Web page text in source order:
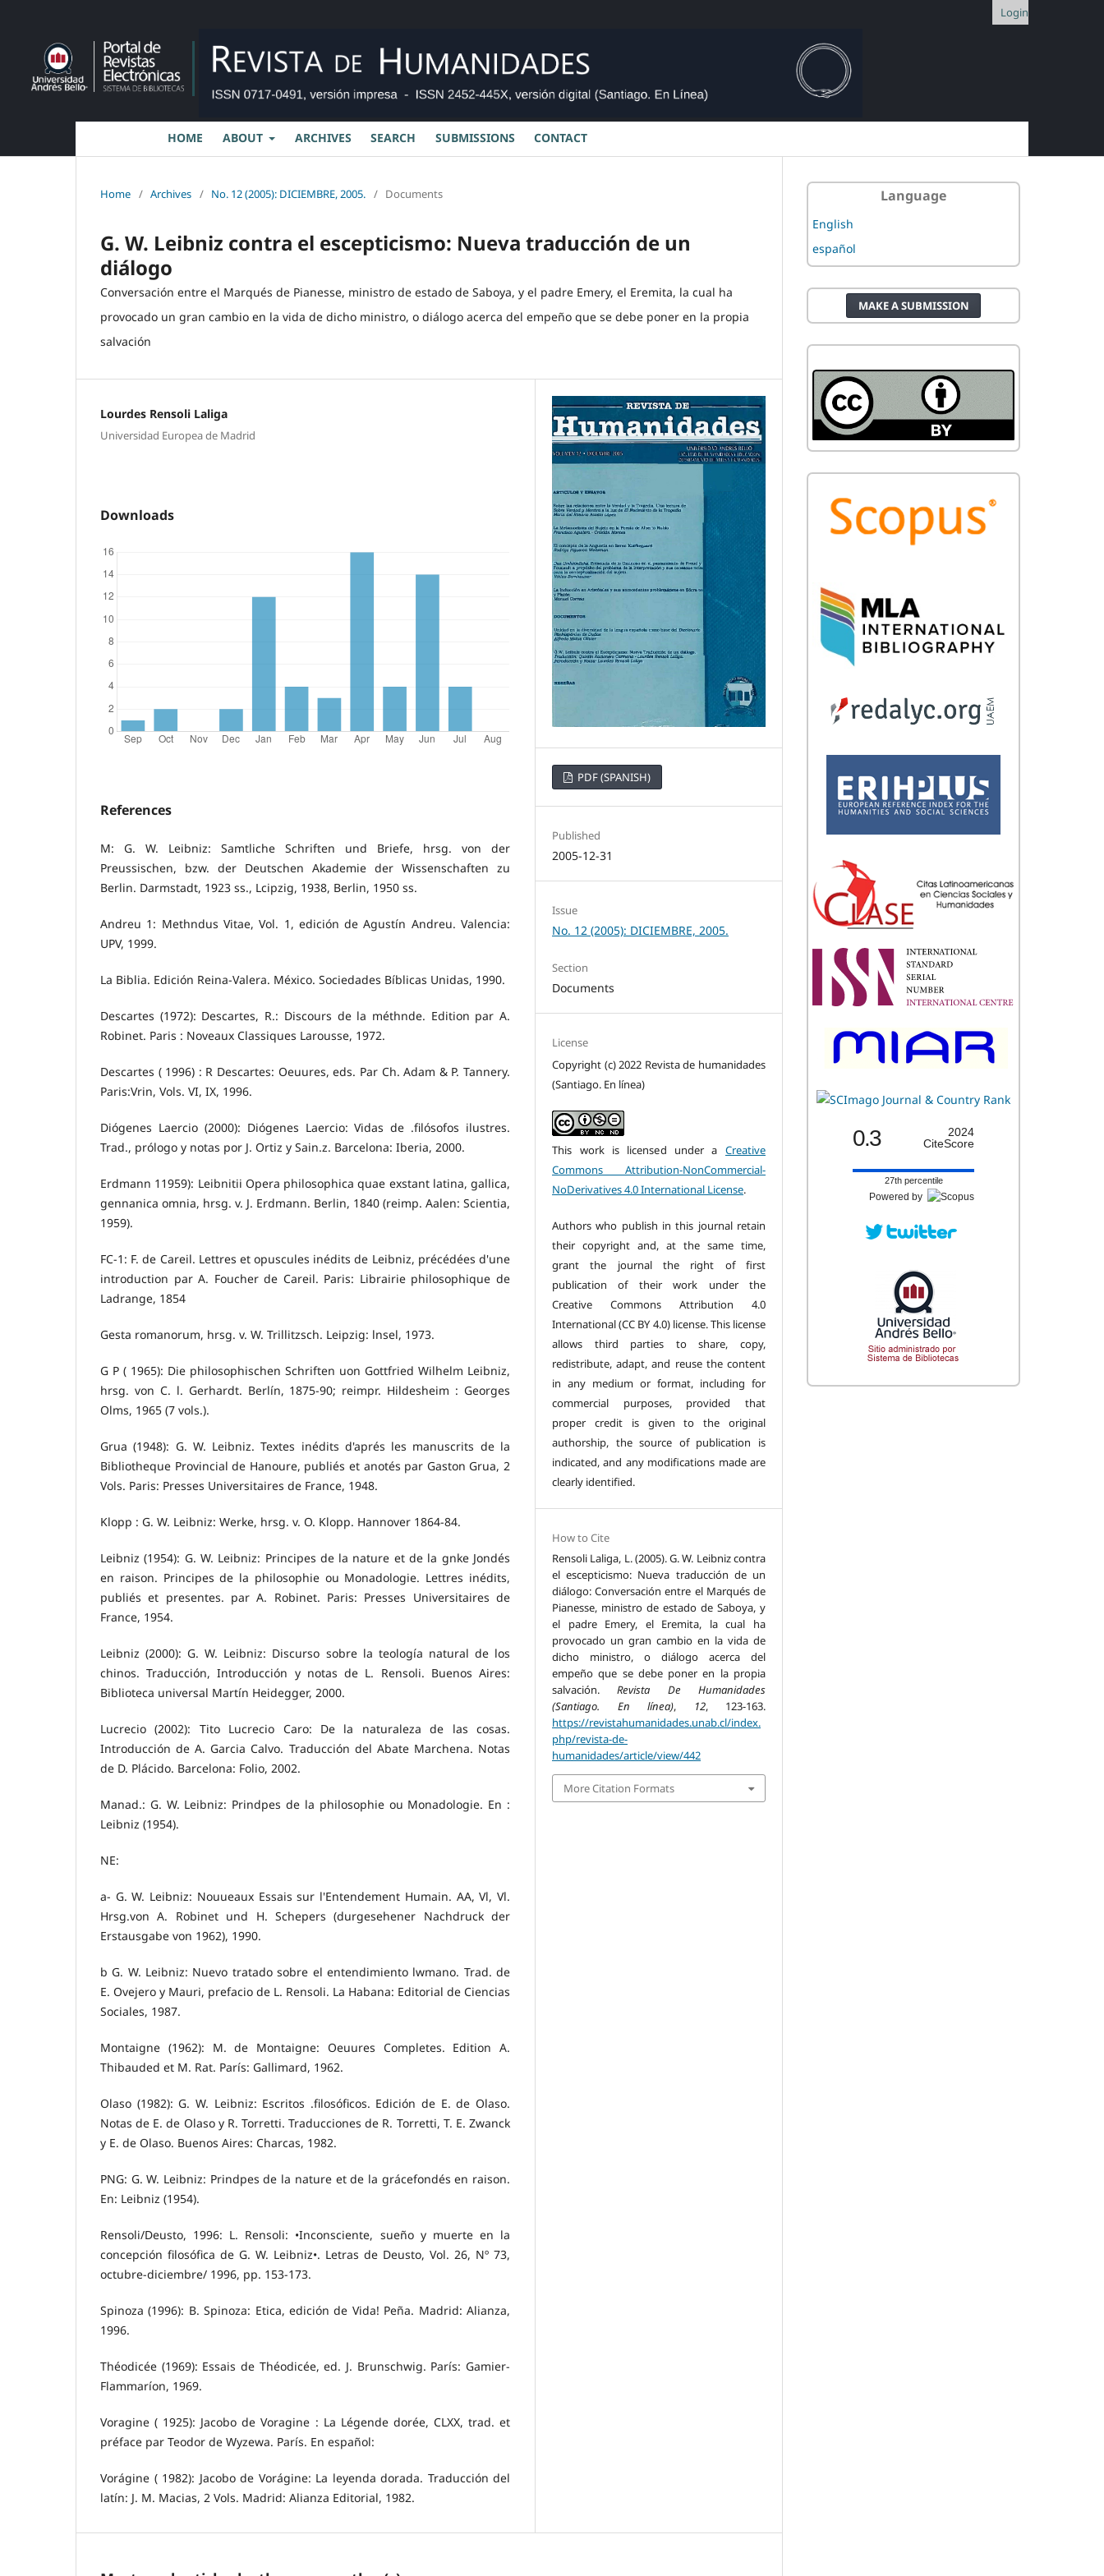
HOME ABOUT ARCHIVES SEARCH SUBMISSIONS CONTACT
Login
Home / Archives / No. 12 (2005): DICIEMBRE, 2005. / Documents
G. W. Leibniz contra el escepticismo: Nueva traducción de un
diálogo
Conversación entre el Marqués de Pianesse, ministro de estado de Saboya, y el padre Emery, el Eremita, la cual ha
provocado un gran cambio en la vida de dicho ministro, o diálogo acerca del empeño que se debe poner en la propia
salvación
Lourdes Rensoli Laliga
Universidad Europea de Madrid
Downloads
References
M: G. W. Leibniz: Samtliche Schriften und Briefe, hrsg. von der
Preussischen, bzw. der Deutschen Akademie der Wissenschaften zu
Berlin. Darmstadt, 1923 ss., Lcipzig, 1938, Berlin, 1950 ss.
Andreu 1: Methndus Vitae, Vol. 1, edición de Agustín Andreu. Valencia:
UPV, 1999.
La Biblia. Edición Reina-Valera. México. Sociedades Bíblicas Unidas, 1990.
Descartes (1972): Descartes, R.: Discours de la méthnde. Edition par A.
Robinet. Paris : Noveaux Classiques Larousse, 1972.
Descartes ( 1996) : R Descartes: Oeuures, eds. Par Ch. Adam & P. Tannery.
Paris:Vrin, Vols. VI, IX, 1996.
Diógenes Laercio (2000): Diógenes Laercio: Vidas de .filósofos ilustres.
Trad., prólogo y notas por J. Ortiz y Sain.z. Barcelona: Iberia, 2000.
Erdmann 11959): Leibnitii Opera philosophica quae exstant latina, gallica,
gennanica omnia, hrsg. v. J. Erdmann. Berlin, 1840 (reimp. Aalen: Scientia,
1959).
FC-1: F. de Careil. Lettres et opuscules inédits de Leibniz, précédées d'une
introduction par A. Foucher de Careil. Paris: Librairie philosophique de
Ladrange, 1854
Gesta romanorum, hrsg. v. W. Trillitzsch. Leipzig: lnsel, 1973.
G P ( 1965): Die philosophischen Schriften uon Gottfried Wilhelm Leibniz,
hrsg. von C. l. Gerhardt. Berlín, 1875-90; reimpr. Hildesheim : Georges
Olms, 1965 (7 vols.).
Grua (1948): G. W. Leibniz. Textes inédits d'aprés les manuscrits de la
Bibliotheque Provincial de Hanoure, publiés et anotés par Gaston Grua, 2
Vols. Paris: Presses Universitaires de France, 1948.
Klopp : G. W. Leibniz: Werke, hrsg. v. O. Klopp. Hannover 1864-84.
Leibniz (1954): G. W. Leibniz: Principes de la nature et de la gnke Jondés
en raison. Principes de la philosophie ou Monadologie. Lettres inédits,
publiés et presentes. par A. Robinet. Paris: Presses Universitaires de
France, 1954.
Leibniz (2000): G. W. Leibniz: Discurso sobre la teología natural de los
chinos. Traducción, Introducción y notas de L. Rensoli. Buenos Aires:
Biblioteca universal Martín Heidegger, 2000.
Lucrecio (2002): Tito Lucrecio Caro: De la naturaleza de las cosas.
Introducción de A. Garcia Calvo. Traducción del Abate Marchena. Notas
de D. Plácido. Barcelona: Folio, 2002.
Manad.: G. W. Leibniz: Prindpes de la philosophie ou Monadologie. En :
Leibniz (1954).
NE:
a- G. W. Leibniz: Nouueaux Essais sur l'Entendement Humain. AA, Vl, Vl.
Hrsg.von A. Robinet und H. Schepers (durgesehener Nachdruck der
Erstausgabe von 1962), 1990.
b G. W. Leibniz: Nuevo tratado sobre el entendimiento lwmano. Trad. de
E. Ovejero y Mauri, prefacio de L. Rensoli. La Habana: Editorial de Ciencias
Sociales, 1987.
Montaigne (1962): M. de Montaigne: Oeuures Completes. Edition A.
Thibauded et M. Rat. París: Gallimard, 1962.
Olaso (1982): G. W. Leibniz: Escritos .filosóficos. Edición de E. de Olaso.
Notas de E. de Olaso y R. Torretti. Traducciones de R. Torretti, T. E. Zwanck
y E. de Olaso. Buenos Aires: Charcas, 1982.
PNG: G. W. Leibniz: Prindpes de la nature et de la grácefondés en raison.
En: Leibniz (1954).
Rensoli/Deusto, 1996: L. Rensoli: •Inconsciente, sueño y muerte en la
concepción filosófica de G. W. Leibniz•. Letras de Deusto, Vol. 26, Nº 73,
octubre-diciembre/ 1996, pp. 153-173.
Spinoza (1996): B. Spinoza: Etica, edición de Vida! Peña. Madrid: Alianza,
1996.
Théodicée (1969): Essais de Théodicée, ed. J. Brunschwig. París: Gamier-
Flammaríon, 1969.
Voragine ( 1925): Jacobo de Voragine : La Légende dorée, CLXX, trad. et
préface par Teodor de Wyzewa. París. En español:
Vorágine ( 1982): Jacobo de Vorágine: La leyenda dorada. Traducción del
latín: J. M. Macias, 2 Vols. Madrid: Alianza Editorial, 1982.
PDF (SPANISH)
Published
2005-12-31
Issue
No. 12 (2005): DICIEMBRE, 2005.
Section
Documents
License
Copyright (c) 2022 Revista de humanidades
(Santiago. En línea)
This work is licensed under a Creative
Commons Attribution-NonCommercial-
NoDerivatives 4.0 International License.
Authors who publish in this journal retain
their copyright and, at the same time,
grant the journal the right of first
publication of their work under the
Creative Commons Attribution 4.0
International (CC BY 4.0) license. This license
allows third parties to share, copy,
redistribute, adapt, and reuse the content
in any medium or format, including for
commercial purposes, provided that
proper credit is given to the original
authorship, the source of publication is
indicated, and any modifications made are
clearly identified.
How to Cite
Rensoli Laliga, L. (2005). G. W. Leibniz contra
el escepticismo: Nueva traducción de un
diálogo: Conversación entre el Marqués de
Pianesse, ministro de estado de Saboya, y
el padre Emery, el Eremita, la cual ha
provocado un gran cambio en la vida de
dicho ministro, o diálogo acerca del
empeño que se debe poner en la propia
salvación.Revista De Humanidades
(Santiago. En línea), 12, 123-163.
https://revistahumanidades.unab.cl/index.
php/revista-de-
humanidades/article/view/442
More Citation Formats
Language
English
español
MAKE A SUBMISSION
0.3
2024
CiteScore
27th percentile
Powered by